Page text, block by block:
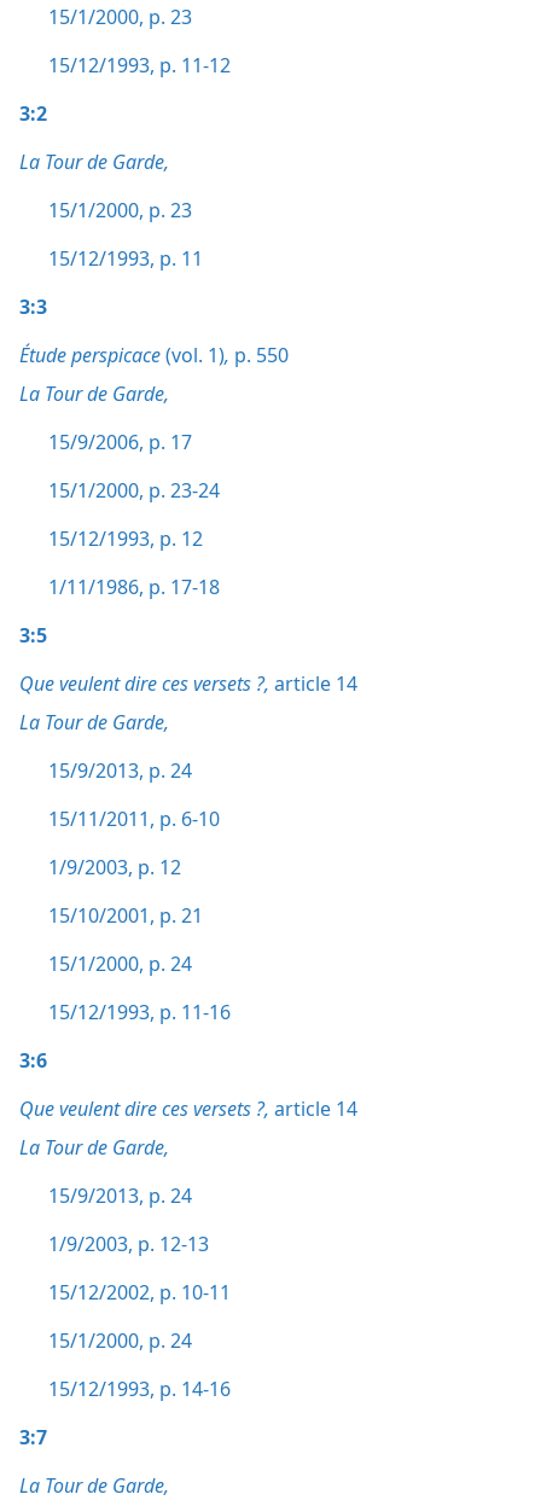
15/1/2000, p. 23
15/12/1993, p. 11-12
3:2
La Tour de Garde,
15/1/2000, p. 23
15/12/1993, p. 11
3:3
Étude perspicace(vol. 1), p. 550
La Tour de Garde,
15/9/2006, p. 17
15/1/2000, p. 23-24
15/12/1993, p. 12
1/11/1986, p. 17-18
3:5
Que veulent dire ces versets ?, article 14
La Tour de Garde,
15/9/2013, p. 24
15/11/2011, p. 6-10
1/9/2003, p. 12
15/10/2001, p. 21
15/1/2000, p. 24
15/12/1993, p. 11-16
3:6
Que veulent dire ces versets ?, article 14
La Tour de Garde,
15/9/2013, p. 24
1/9/2003, p. 12-13
15/12/2002, p. 10-11
15/1/2000, p. 24
15/12/1993, p. 14-16
3:7
La Tour de Garde,